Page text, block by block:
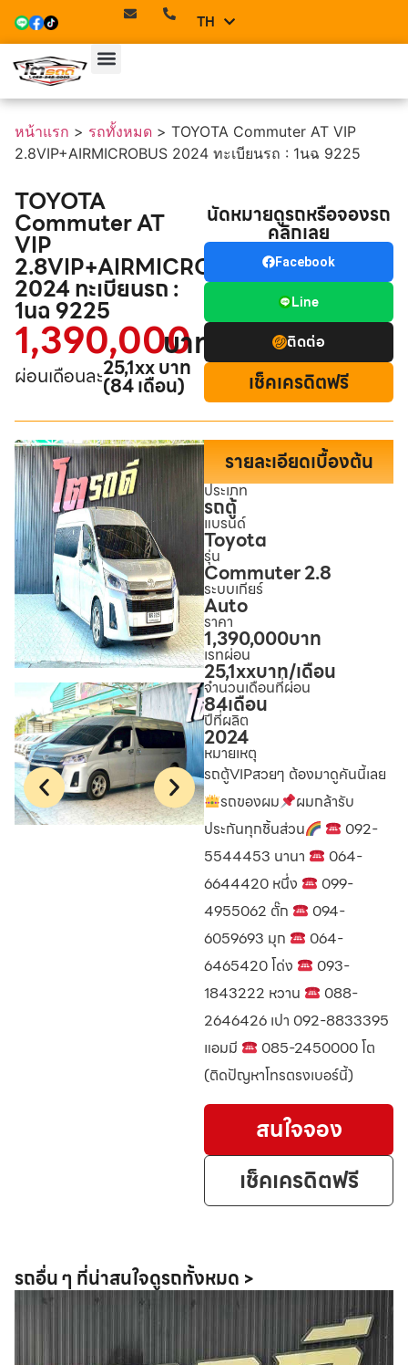
TH
EN
หน้าแรก > รถทั้งหมด > TOYOTA Commuter AT VIP
2.8VIP+AIRMICROBUS 2024 ทะเบียนรถ : 1นฉ 9225
TOYOTA
Commuter AT
VIP
2.8VIP+AIRMICROBUS
2024 ทะเบียนรถ :
1นฉ 9225
1,390,000
บาท
ผ่อนเดือนละ25,1xx บาท
(84 เดือน)
นัดหมายดูรถหรือจองรถ
คลิกเลย
Facebook
Line
ติดต่อ
เช็คเครดิตฟรี
รายละเอียดเบื้องต้น
ประเภท
รถตู้
แบรนด์
Toyota
รุ่น
Commuter 2.8
ระบบเกียร์
Auto
ราคา
1,390,000บาท
เรทผ่อน
25,1xxบาท/เดือน
จำนวนเดือนที่ผ่อน
84เดือน
ปีที่ผลิต
2024
หมายเหตุ
รถตู้VIPสวยๆ ต้องมาดูคันนี้เลย
รถของผม
ผมกล้ารับ
ประกันทุกชิ้นส่วน
092-
5544453 นานา
064-
6644420 หนึ่ง
099-
4955062 ตั๊ก
094-
6059693 มุก
064-
6465420 โด่ง
093-
1843222 หวาน
088-
2646426 เปา 092-8833395
แอมมี
085-2450000 โต
(ติดปัญหาโทรตรงเบอร์นี้)
สนใจจอง
เช็คเครดิตฟรี
รถอื่น ๆ ที่น่าสนใจดูรถทั้งหมด >